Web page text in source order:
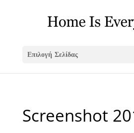
Επιλογή Σελίδας
Screenshot